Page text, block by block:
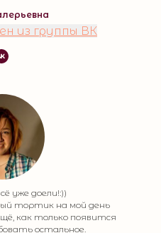
из группы ВК
уже доели!:))
тортик на мой день
как только появится
остальное.